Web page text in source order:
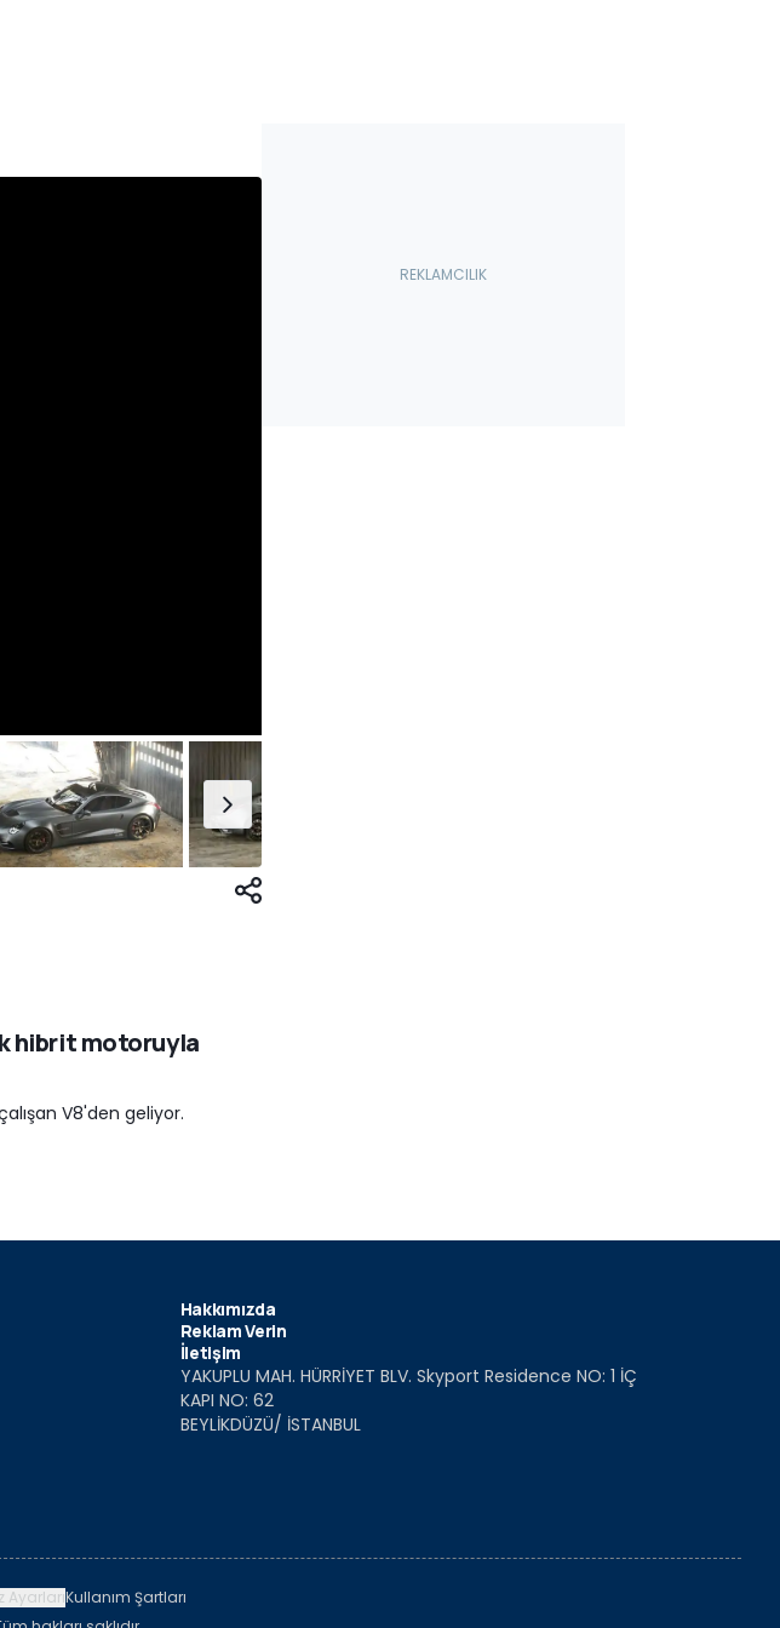
hibrit motoruyla
V8'den geliyor.
Hakkımızda
Reklam Verin
İletişim
YAKUPLU MAH. HÜRRİYET BLV. Skyport Residence NO: 1 İÇ
KAPI NO: 62
BEYLİKDÜZÜ/ İSTANBUL
AyarlarıKullanım Şartları